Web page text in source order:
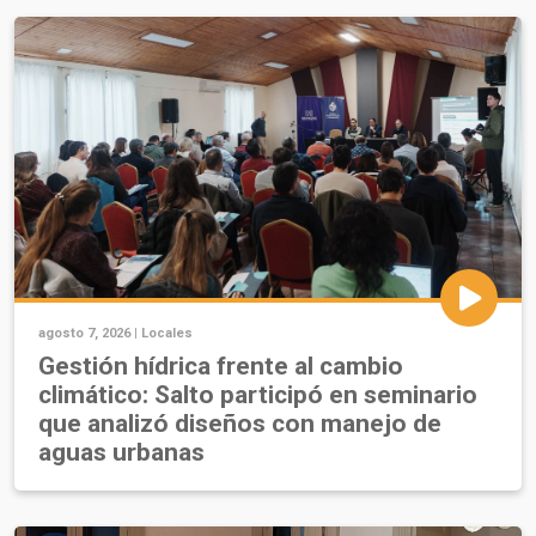
agosto 7, 2026 | Locales
Gestión hídrica frente al cambio
climático: Salto participó en seminario
que analizó diseños con manejo de
aguas urbanas